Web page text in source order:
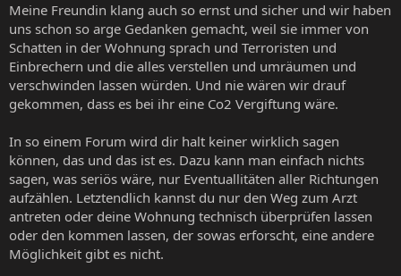
Meine Freundin klang auch so ernst und sicher und wir haben
uns schon so arge Gedanken gemacht, weil sie immer von
Schatten in der Wohnung sprach und Terroristen und
Einbrechern und die alles verstellen und umräumen und
verschwinden lassen würden. Und nie wären wir drauf
gekommen, dass es bei ihr eine Co2 Vergiftung wäre.
In so einem Forum wird dir halt keiner wirklich sagen
können, das und das ist es. Dazu kann man einfach nichts
sagen, was seriös wäre, nur Eventuallitäten aller Richtungen
aufzählen. Letztendlich kannst du nur den Weg zum Arzt
antreten oder deine Wohnung technisch überprüfen lassen
oder den kommen lassen, der sowas erforscht, eine andere
Möglichkeit gibt es nicht.